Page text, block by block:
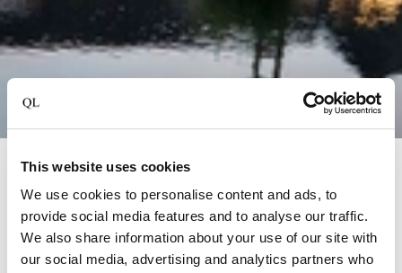
This website uses cookies
We use cookies to personalise content and ads, to
provide social media features and to analyse our traffic.
We also share information about your use of our site with
our social media, advertising and analytics partners who
Mooirivier
Gelegen aan de Overijsselse Vecht, biedt Hotel
Mooirivier een unieke ervaring waar luxe en natuur hand